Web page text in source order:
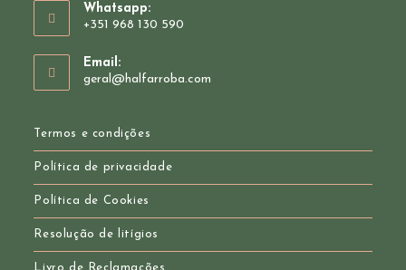
Whatsapp:
+351 968 130 590
in
your
Email:
geral@halfarroba.com
Termos e condições
Política de privacidade
Política de Cookies
Resolução de litígios